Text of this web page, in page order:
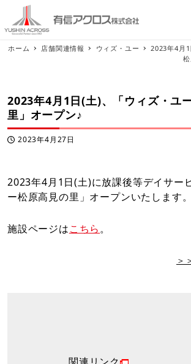
ホーム 店舗関連情報 ウィズ・ユー
2023年4月
2023年4月1日(土)、「ウィズ・ユ
里」オープン♪
投稿日2023年4月27日
2023年4月1日(土)に放課後等デイサー
ー松原高見の里」オープンいたします。
施設ページはこちら。
＞